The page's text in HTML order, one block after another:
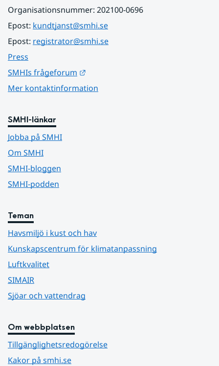
Organisationsnummer: 202100-0696
Epost: kundtjanst@smhi.se
Epost: registrator@smhi.se
Press
SMHIs frågeforum
Mer kontaktinformation
SMHI-länkar
Jobba på SMHI
Om SMHI
SMHI-bloggen
SMHI-podden
Teman
Havsmiljö i kust och hav
Kunskapscentrum för klimatanpassning
Luftkvalitet
SIMAIR
Sjöar och vattendrag
Om webbplatsen
Tillgänglighetsredogörelse
Kakor på smhi.se